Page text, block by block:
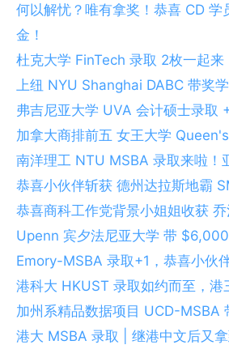
何以解忧？唯有拿奖！恭喜 CD
金！
杜克大学 FinTech 录取 2枚一起
上纽 NYU Shanghai DABC 带奖
弗吉尼亚大学 UVA 会计硕士录取
加拿大商排前五 女王大学
南洋理工 NTU MSBA 录取来啦！
恭喜小伙伴斩获 德州达拉斯地霸
恭喜商科工作党背景小姐姐收获
Upenn 宾夕法尼亚大学 带
Emory-MSBA 录取+1，恭喜小伙
港科大 HKUST 录取如约而至，
加州系精品数据项目 UCD-MSBA
港大 MSBA 录取 | 继港中文后又